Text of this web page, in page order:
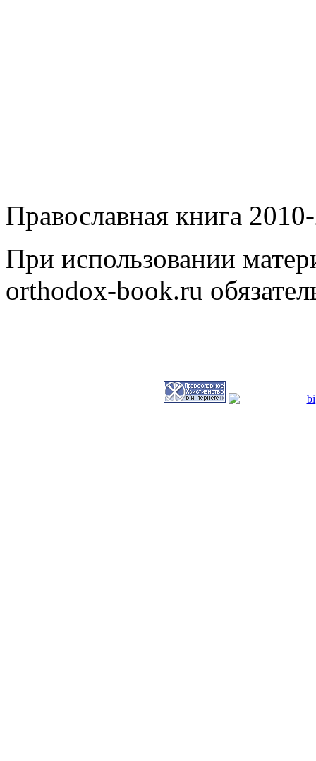
Православная книга
При использовании
orthodox-book.ru